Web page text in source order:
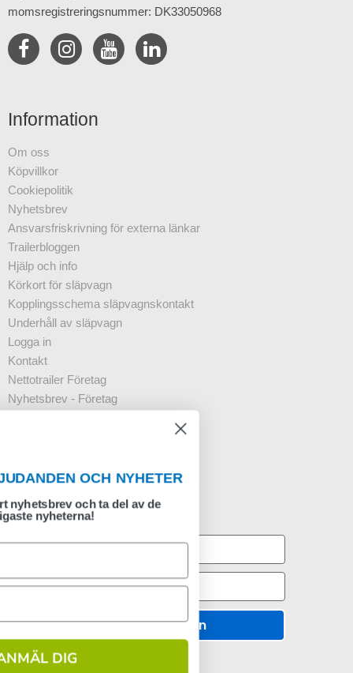
momsregistreringsnummer: DK33050968
Information
Om oss
Köpvillkor
Cookiepolitik
Nyhetsbrev
Ansvarsfriskrivning för externa länkar
Trailerbloggen
Hjälp och info
Körkort för släpvagn
Kopplingsschema släpvagnskontakt
Underhåll av släpvagn
Logga in
Kontakt
Nettotrailer Företag
Nyhetsbrev - Företag
Registrering för nyheter
Godkänn
TA DEL AV ERBJUDANDEN OCH NYHETER
Anmäl dig till vårt nyhetsbrev och ta del av de